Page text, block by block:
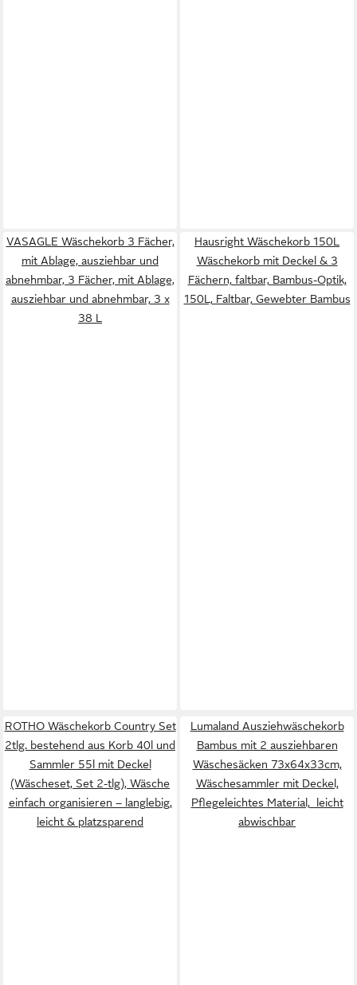
VASAGLE Wäschekorb 3 Fächer,
mit Ablage, ausziehbar und
abnehmbar, 3 Fächer, mit Ablage,
ausziehbar und abnehmbar, 3 x
38 L
Hausright Wäschekorb 150L
Wäschekorb mit Deckel & 3
Fächern, faltbar, Bambus-Optik,
150L, Faltbar, Gewebter Bambus
ROTHO Wäschekorb Country Set
2tlg. bestehend aus Korb 40l und
Sammler 55l mit Deckel
(Wäscheset, Set 2-tlg), Wäsche
einfach organisieren – langlebig,
leicht & platzsparend
Lumaland Ausziehwäschekorb
Bambus mit 2 ausziehbaren
Wäschesäcken 73x64x33cm,
Wäschesammler mit Deckel,
Pflegeleichtes Material, leicht
abwischbar